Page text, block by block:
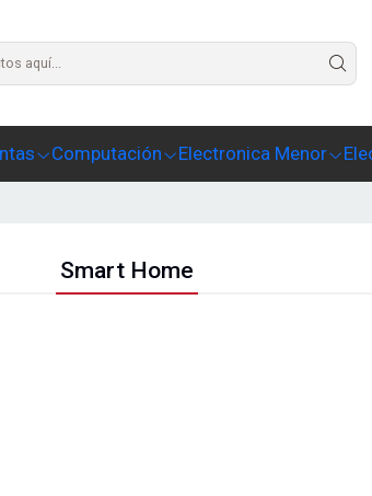
Computación Electronica Menor
Smart Home